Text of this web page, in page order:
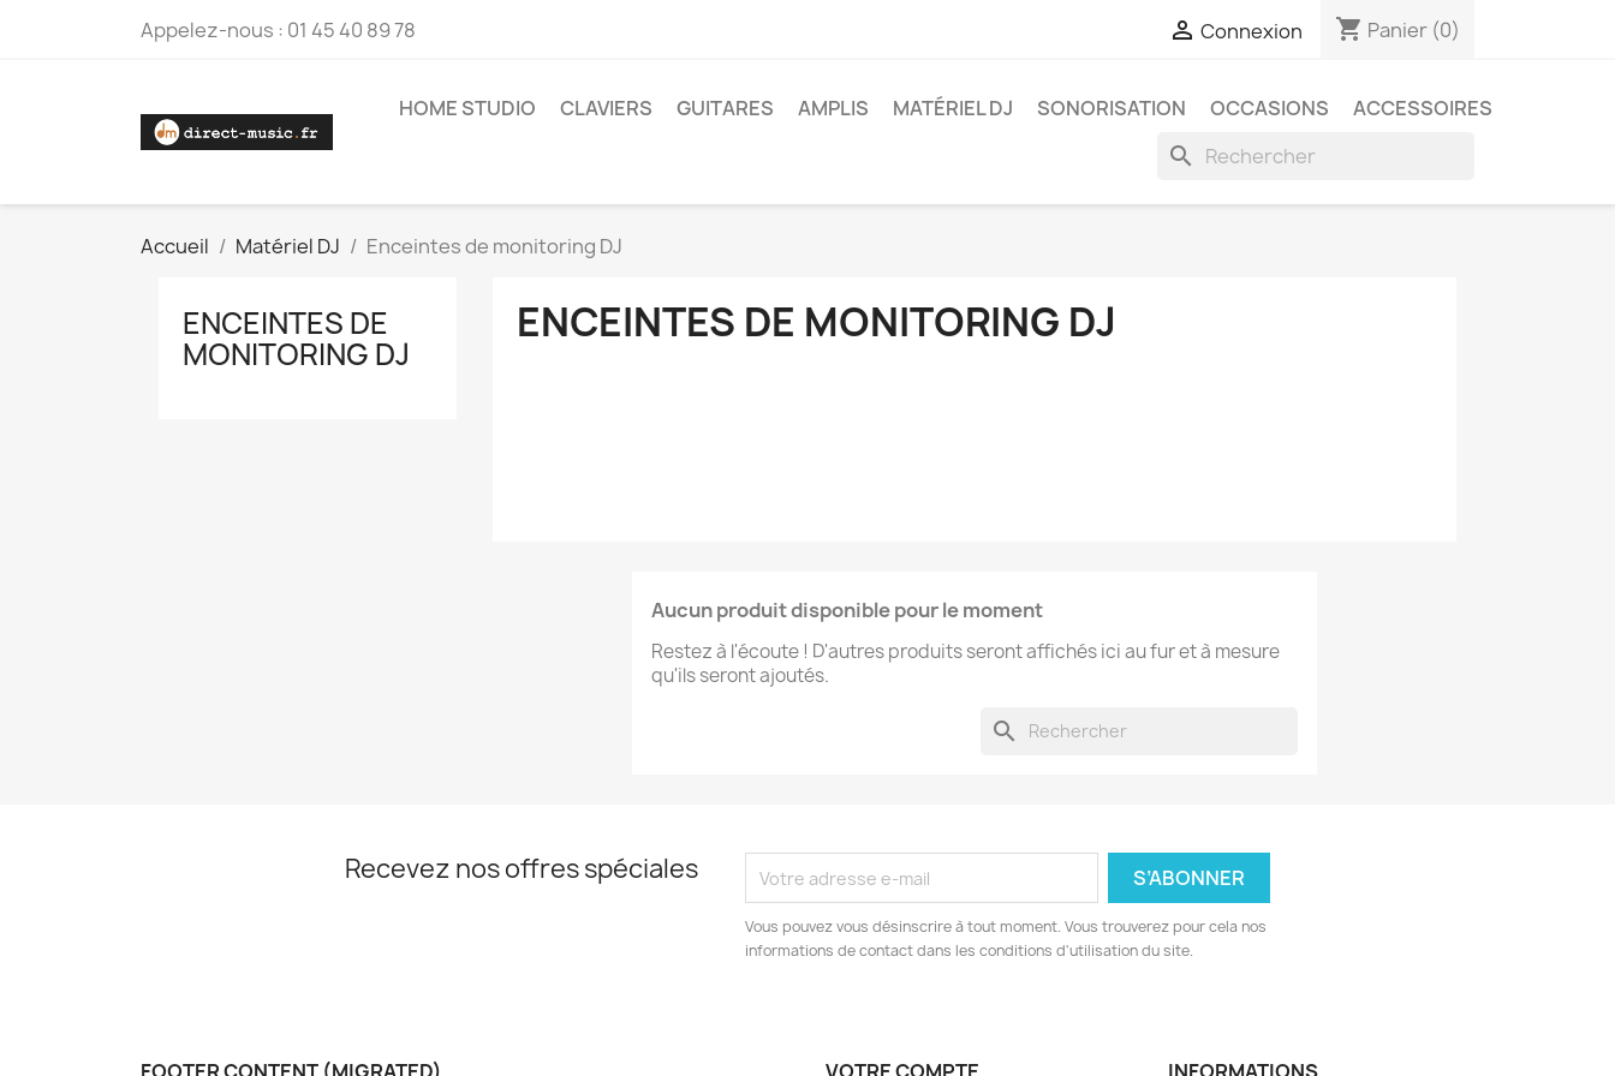
Appelez-nous : 01 45 40 89 78  Connexion shopping_cart Panier (0)
HOME STUDIO CLAVIERS GUITARES AMPLIS MATÉRIEL DJ SONORISATION OCCASIONS ACCESSOIRES
search
Accueil Matériel DJ Enceintes de monitoring DJ
ENCEINTES DE
MONITORING DJ
ENCEINTES DE MONITORING DJ
Aucun produit disponible pour le moment
Restez à l'écoute ! D'autres produits seront affichés ici au fur et à mesure
qu'ils seront ajoutés.
search
Recevez nos offres spéciales
Vous pouvez vous désinscrire à tout moment. Vous trouverez pour cela nos
informations de contact dans les conditions d'utilisation du site.